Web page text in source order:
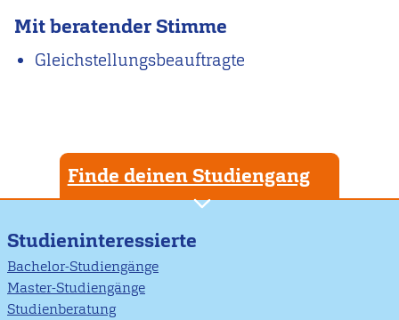
Mit beratender Stimme
Gleichstellungsbeauftragte
Finde deinen Studiengang
Studieninteressierte
Bachelor-Studiengänge
Master-Studiengänge
Studienberatung